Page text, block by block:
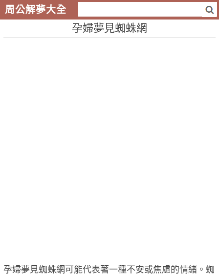
周公解夢大全
孕婦夢見蜘蛛網
孕婦夢見蜘蛛網可能代表著一種不安或焦慮的情緒。蜘